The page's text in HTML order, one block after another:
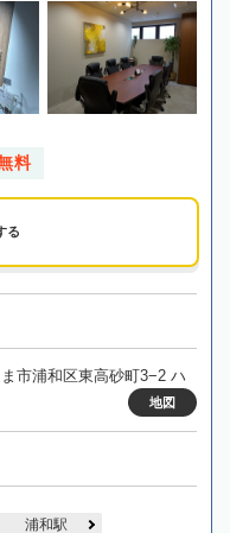
料
る
市浦和区東高砂町3−2 ハ
地図
浦和駅